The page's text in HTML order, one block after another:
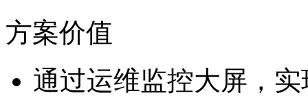
方案价值
通过运维监控大屏